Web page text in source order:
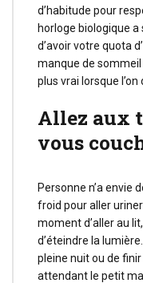
d’habitude pour
horloge biologique
d’avoir votre quota
manque de sommeil
plus vrai lorsque
Allez aux
vous
Personne n’a envie
froid pour aller
moment d’aller au
d’éteindre la
pleine nuit ou de
attendant le petit